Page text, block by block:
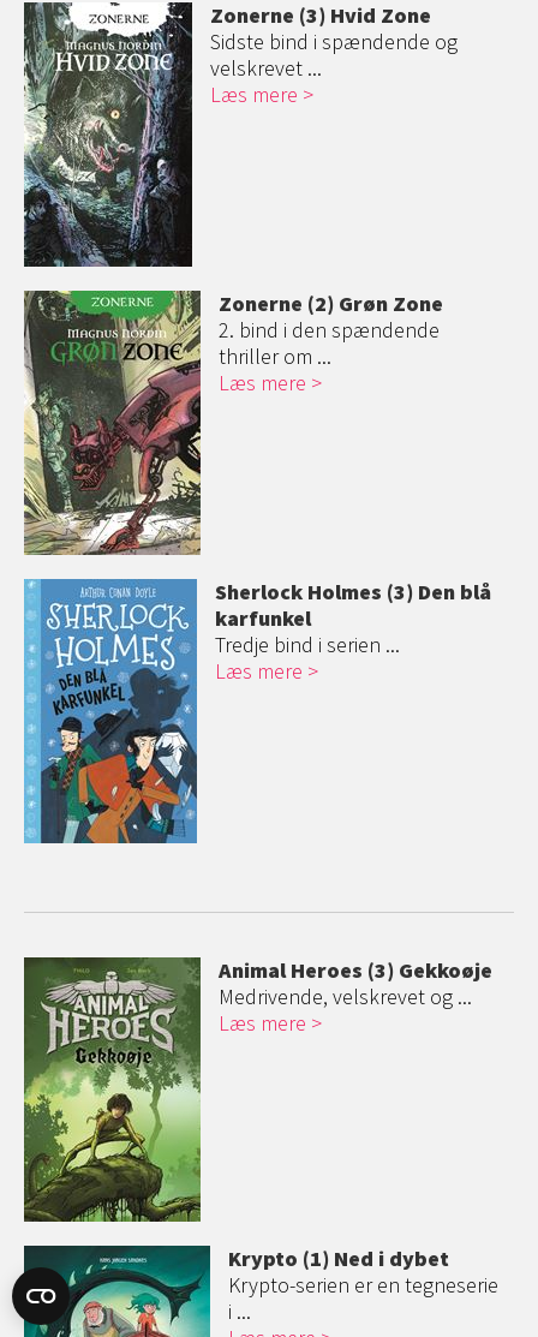
Zonerne (3) Hvid Zone
Sidste bind i spændende og
velskrevet ...
Læs mere
Zonerne (2) Grøn Zone
2. bind i den spændende
thriller om ...
Læs mere
Sherlock Holmes (3) Den blå
karfunkel
Tredje bind i serien ...
Læs mere
Animal Heroes (3) Gekkoøje
Medrivende, velskrevet og ...
Læs mere
Krypto (1) Ned i dybet
Krypto-serien er en tegneserie
i ...